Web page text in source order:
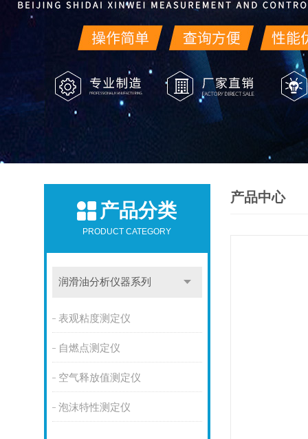
产品分类
PRODUCT CATEGORY
润滑油分析仪器系列
表观粘度测定仪
自燃点测定仪
空气释放值测定仪
泡沫特性测定仪
产品中心